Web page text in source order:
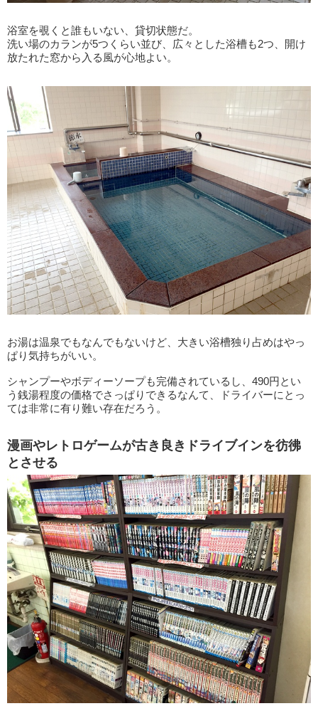
浴室を覗くと誰もいない、貸切状態だ。
洗い場のカランが5つくらい並び、広々とした浴槽も2つ、開け
放たれた窓から入る風が心地よい。
お湯は温泉でもなんでもないけど、大きい浴槽独り占めはやっ
ぱり気持ちがいい。
シャンプーやボディーソープも完備されているし、490円とい
う銭湯程度の価格でさっぱりできるなんて、ドライバーにとっ
ては非常に有り難い存在だろう。
漫画やレトロゲームが古き良きドライブインを彷彿
とさせる